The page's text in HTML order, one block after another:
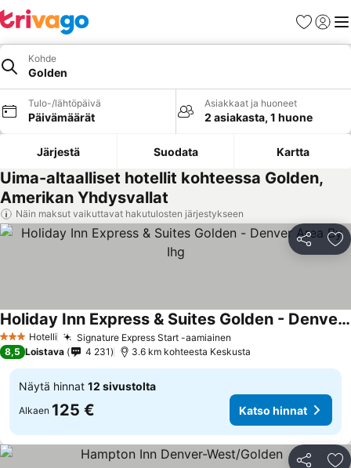
Suosikit
Kohde
Golden
Tulo-/lähtöpäivä
Päivämäärät
Asiakkaat ja huoneet
2 asiakasta, 1 huone
Järjestä Suodata Kartta
Uima-altaalliset hotellit kohteessa Golden,
Amerikan Yhdysvallat
Näin maksut vaikuttavat hakutulosten järjestykseen
Jaa
3 Tähtiluokitus
Hotelli Signature Express Start -aamiainen
Holiday Inn Express & Suites Golden - Denver Area By Ihg
Katso hinnat
8,5 Loistava 4 231 3.6 km kohteesta Keskusta
Näytä hinnat 12 sivustolta
Alkaen 125 € Katso hinnat